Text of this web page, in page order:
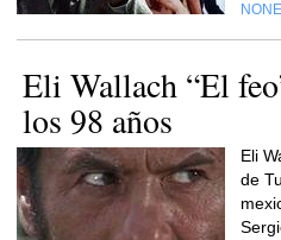
NONE
Eli Wallach “El
los 98 años
Eli
de